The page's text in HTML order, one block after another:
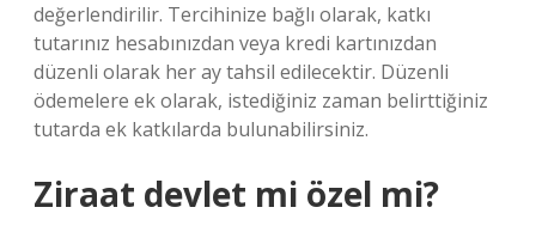
değerlendirilir. Tercihinize bağlı olarak, katkı
tutarınız hesabınızdan veya kredi kartınızdan
düzenli olarak her ay tahsil edilecektir. Düzenli
ödemelere ek olarak, istediğiniz zaman belirttiğiniz
tutarda ek katkılarda bulunabilirsiniz.
Ziraat devlet mi özel mi?